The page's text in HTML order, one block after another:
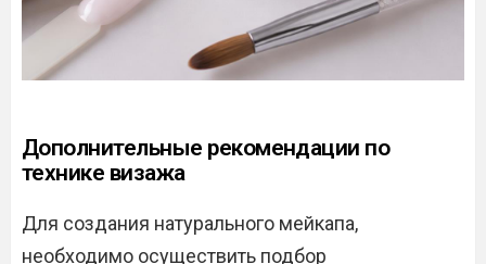
Дополнительные рекомендации по
технике визажа
Для создания натурального мейкапа,
необходимо осуществить подбор